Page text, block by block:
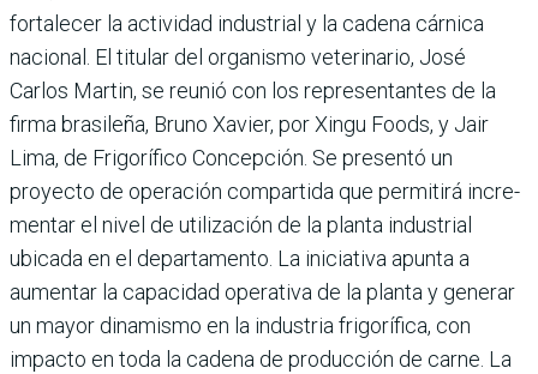
fortalecer la acti­vidad industrial y la cadena cárnica
nacional. El titular del organismo veterinario, José
Carlos Martin, se reu­nió con los representantes de la
firma brasileña, Bruno Xavier, por Xingu Foods, y Jair
Lima, de Frigorífico Concepción. Se presentó un
proyecto de operación com­partida que permitirá incre­
mentar el nivel de utiliza­ción de la planta industrial
ubicada en el departamento. La iniciativa apunta a
aumen­tar la capacidad operativa de la planta y generar
un mayor dinamismo en la industria fri­gorífica, con
impacto en toda la cadena de producción de carne. La